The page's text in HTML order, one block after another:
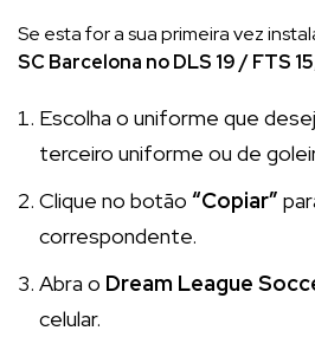
Se esta for a sua primeira vez
SC Barcelona no DLS 19 / FTS 15
Escolha o uniforme que
terceiro uniforme ou de
Clique no botão “Copiar”
correspondente.
Abra o Dream League
celular.